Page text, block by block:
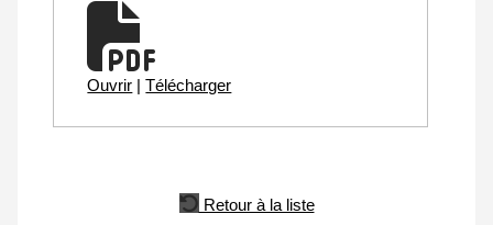
Ouvrir | Télécharger
Retour à la liste